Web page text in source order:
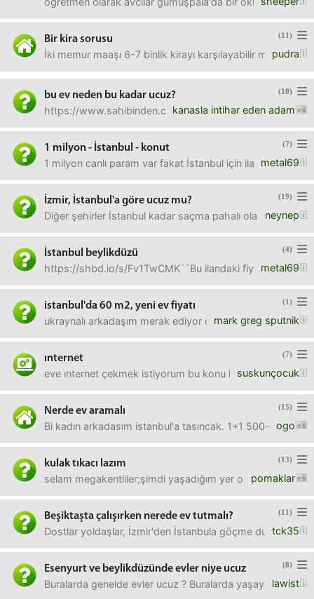
(11)
Bir kira sorusu
pudra
İki memur maaşı 6-7 binlik kirayı karşılayabilir mi? İki
(10)
bu ev neden bu kadar ucuz?
kanasla intihar eden adam
https://www.sahibinden.com/ilan/emlak-konut-satilik-
(7)
1 milyon - İstanbul - konut
metal69
1 milyon canlı param var fakat İstanbul için ilanlara
(19)
İzmir, İstanbul'a göre ucuz mu?
neynep
Diğer şehirler İstanbul kadar saçma pahalı olamaz ama
(4)
İstanbul beylikdüzü
metal69
https://shbd.io/s/Fv1TwCMK``Bu ilandaki fiyat gerçek
(1)
istanbul'da 60 m2, yeni ev fiyatı
mark greg sputnik
ukraynalı arkadaşım merak ediyor da benim hiç alakam
(7)
ınternet
suskunçocuk
eve ınternet çekmek istiyorum bu konu hakkında hiç bir
(15)
Nerde ev aramalı
ogo
Bi kadın arkadasım istanbul'a tasıncak. 1+1 500-600
(13)
kulak tıkacı lazım
pomaklar
selam megakentliler;şimdi yaşadığım yer oldukça
(11)
Beşiktaşta çalışırken nerede ev tutmalı?
tck35
Dostlar yoldaşlar, İzmir'den İstanbula göçme durumu
(8)
Esenyurt ve beylikdüzünde evler niye ucuz
lawist
Buralarda genelde evler ucuz ? Buralarda yaşayanlar